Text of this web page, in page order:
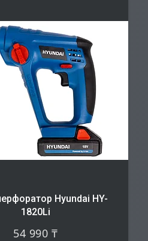
Hyundai HY-
1820Li
54 990 ₸